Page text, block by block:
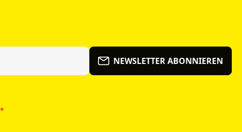
NEWSLETTER ABONNIEREN
*